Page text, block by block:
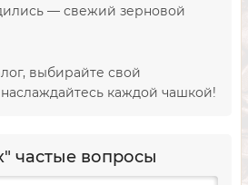
— свежий зерновой
выбирайте свой
каждой чашкой!
частые вопросы